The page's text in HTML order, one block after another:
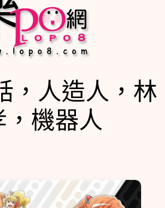
網
，人造人，林
，機器人